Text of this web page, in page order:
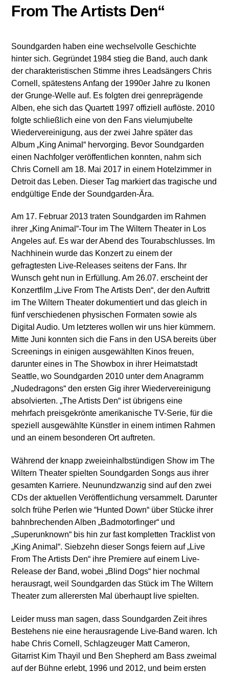
From The Artists Den“
Soundgarden haben eine wechselvolle Geschichte
hinter sich. Gegründet 1984 stieg die Band, auch dank
der charakteristischen Stimme ihres Leadsängers Chris
Cornell, spätestens Anfang der 1990er Jahre zu Ikonen
der Grunge-Welle auf. Es folgten drei genreprägende
Alben, ehe sich das Quartett 1997 offiziell auflöste. 2010
folgte schließlich eine von den Fans vielumjubelte
Wiedervereinigung, aus der zwei Jahre später das
Album „King Animal“ hervorging. Bevor Soundgarden
einen Nachfolger veröffentlichen konnten, nahm sich
Chris Cornell am 18. Mai 2017 in einem Hotelzimmer in
Detroit das Leben. Dieser Tag markiert das tragische und
endgültige Ende der Soundgarden-Ära.
Am 17. Februar 2013 traten Soundgarden im Rahmen
ihrer „King Animal“-Tour im The Wiltern Theater in Los
Angeles auf. Es war der Abend des Tourabschlusses. Im
Nachhinein wurde das Konzert zu einem der
gefragtesten Live-Releases seitens der Fans. Ihr
Wunsch geht nun in Erfüllung. Am 26.07. erscheint der
Konzertfilm „Live From The Artists Den“, der den Auftritt
im The Wiltern Theater dokumentiert und das gleich in
fünf verschiedenen physischen Formaten sowie als
Digital Audio. Um letzteres wollen wir uns hier kümmern.
Mitte Juni konnten sich die Fans in den USA bereits über
Screenings in einigen ausgewählten Kinos freuen,
darunter eines in The Showbox in ihrer Heimatstadt
Seattle, wo Soundgarden 2010 unter dem Anagramm
„Nudedragons“ den ersten Gig ihrer Wiedervereinigung
absolvierten. „The Artists Den“ ist übrigens eine
mehrfach preisgekrönte amerikanische TV-Serie, für die
speziell ausgewählte Künstler in einem intimen Rahmen
und an einem besonderen Ort auftreten.
Während der knapp zweieinhalbstündigen Show im The
Wiltern Theater spielten Soundgarden Songs aus ihrer
gesamten Karriere. Neunundzwanzig sind auf den zwei
CDs der aktuellen Veröffentlichung versammelt. Darunter
solch frühe Perlen wie “Hunted Down“ über Stücke ihrer
bahnbrechenden Alben „Badmotorfinger“ und
„Superunknown“ bis hin zur fast kompletten Tracklist von
„King Animal“. Siebzehn dieser Songs feiern auf „Live
From The Artists Den“ ihre Premiere auf einem Live-
Release der Band, wobei „Blind Dogs“ hier nochmal
herausragt, weil Soundgarden das Stück im The Wiltern
Theater zum allerersten Mal überhaupt live spielten.
Leider muss man sagen, dass Soundgarden Zeit ihres
Bestehens nie eine herausragende Live-Band waren. Ich
habe Chris Cornell, Schlagzeuger Matt Cameron,
Gitarrist Kim Thayil und Ben Shepherd am Bass zweimal
auf der Bühne erlebt, 1996 und 2012, und beim ersten